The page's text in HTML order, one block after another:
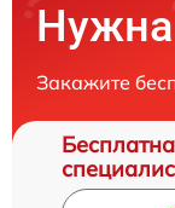
Нужна
Закажите